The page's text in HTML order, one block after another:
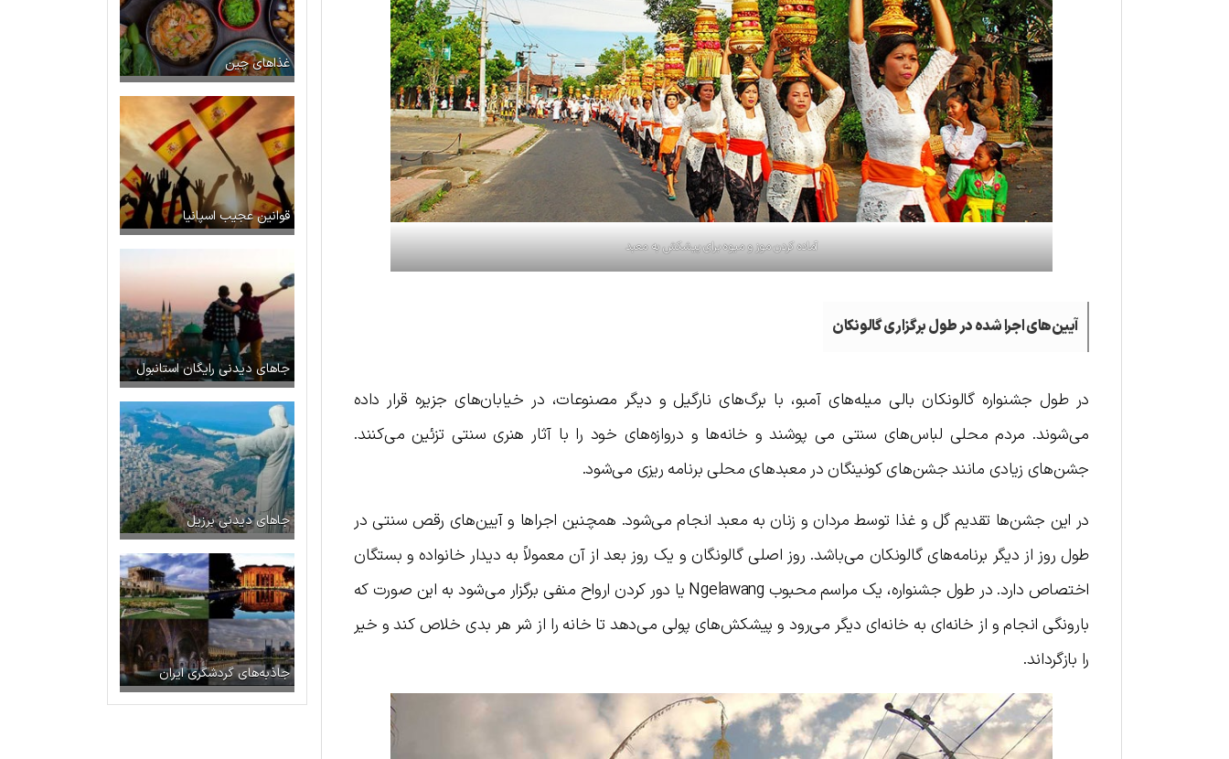
آماده کردن موز و میوه برای پیشکش به معبد
آیین‌های اجرا شده در طول برگزاری گالونکان
در طول جشنواره گالونکان بالی میله‌های آمبو، با برگ‌های نارگیل و دیگر مصنوعات، در خیابان‌های جزیره قرار داده
می‌شوند. مردم محلی لباس‌های سنتی می پوشند و خانه‌ها و دروازه‌های خود را با آثار هنری سنتی تزئین می‌کنند.
جشن‌های زیادی مانند جشن‌های کونینگان در معبدهای محلی برنامه ریزی می‌شود.
در این جشن‌ها تقدیم گل و غذا توسط مردان و زنان به معبد انجام می‌شود. همچنین اجراها و آیین‌های رقص سنتی در
طول روز از دیگر برنامه‌های گالونکان می‌باشد. روز اصلی گالونگان و یک روز بعد از آن معمولاً به دیدار خانواده و بستگان
اختصاص دارد. در طول جشنواره، یک مراسم محبوب Ngelawang یا دور کردن ارواح منفی برگزار می‌شود به این صورت که
بارونگی انجام و از خانه‌ای به خانه‌ای دیگر می‌رود و پیشکش‌های پولی می‌دهد تا خانه را از شر هر بدی خلاص کند و خیر
را بازگرداند.
غذاهای چین
قوانین عجیب اسپانیا
جاهای دیدنی رایگان استانبول
جاهای دیدنی برزیل
جاذبه‌های گردشگری ایران